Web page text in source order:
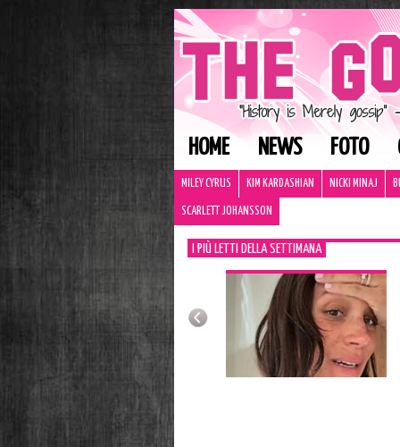
HOME NEWS FOTO
MILEY CYRUS KIM KARDASHIAN NICKI MINAJ
SCARLETT JOHANSSON
I PIÙ LETTI DELLA SETTIMANA